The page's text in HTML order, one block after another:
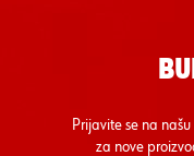
Prijavite se na
za nove